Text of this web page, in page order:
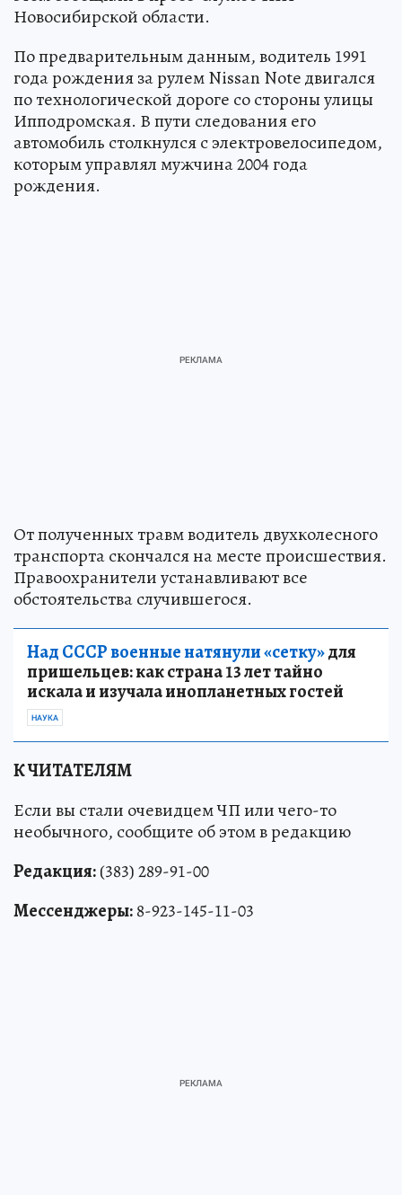
Новосибирской области.
По предварительным данным, водитель 1991
года рождения за рулем Nissan Note двигался
по технологической дороге со стороны улицы
Ипподромская. В пути следования его
автомобиль столкнулся с электровелосипедом,
которым управлял мужчина 2004 года
рождения.
От полученных травм водитель двухколесного
транспорта скончался на месте происшествия.
Правоохранители устанавливают все
обстоятельства случившегося.
Над СССР военные натянули «сетку»для
пришельцев: как страна 13 лет тайно
искала и изучала инопланетных гостей
НАУКА
К ЧИТАТЕЛЯМ
Если вы стали очевидцем ЧП или чего-то
необычного, сообщите об этом в редакцию
Редакция:(383) 289-91-00
Мессенджеры:8-923-145-11-03